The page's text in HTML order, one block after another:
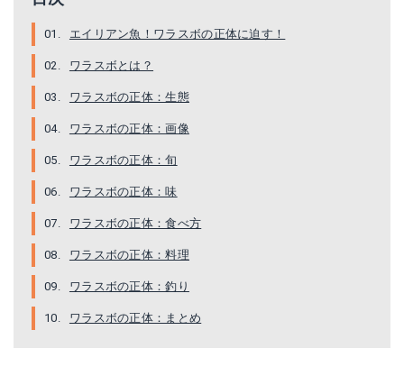
エイリアン魚！ワラスボの正体に迫す！
ワラスボとは？
ワラスボの正体：生態
ワラスボの正体：画像
ワラスボの正体：旬
ワラスボの正体：味
ワラスボの正体：食べ方
ワラスボの正体：料理
ワラスボの正体：釣り
ワラスボの正体：まとめ